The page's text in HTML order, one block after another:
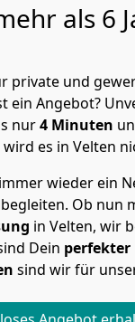
als 6
private und
ein Angebot?
nur4 Minuten
es in Velten
wieder ein
Ob nun
in Velten, wir
Dein perfekter
sind wir für